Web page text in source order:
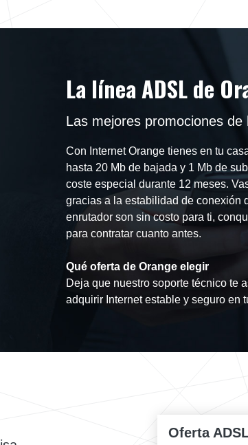
La línea ADSL de
Las mejores promociones
Con Internet Orange tienes en tu
hasta 20 Mb de bajada y 1 Mb de
coste especial durante 12 meses.
gracias a la estabilidad de conexión
enrutador son sin costo para ti,
para contratar cuanto antes.
Qué oferta de Orange elegir
Deja que nuestro soporte técnico te
adquirir Internet estable y seguro en
Oferta